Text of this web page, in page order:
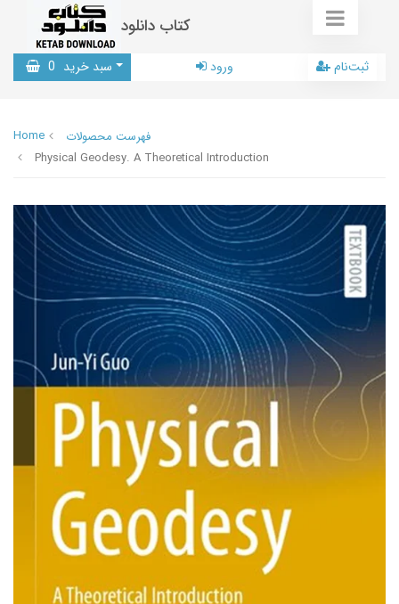
کتاب دانلود
سبد خرید 0 ورود ثبت‌نام
Home
فهرست محصولات
Physical Geodesy. A Theoretical Introduction